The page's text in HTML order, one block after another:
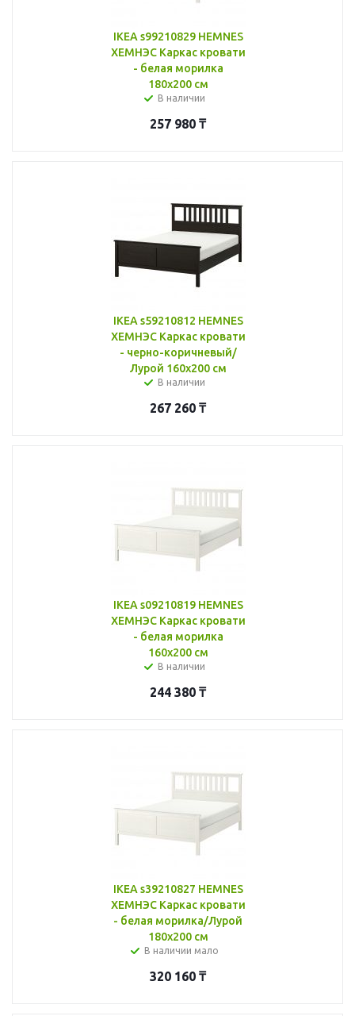
IKEA s99210829 HEMNES
ХЕМНЭС Каркас кровати
- белая морилка
180x200 см
В наличии
257 980 ₸
IKEA s59210812 HEMNES
ХЕМНЭС Каркас кровати
- черно-коричневый/
Лурой 160x200 см
В наличии
267 260 ₸
IKEA s09210819 HEMNES
ХЕМНЭС Каркас кровати
- белая морилка
160x200 см
В наличии
244 380 ₸
IKEA s39210827 HEMNES
ХЕМНЭС Каркас кровати
- белая морилка/Лурой
180x200 см
В наличии мало
320 160 ₸